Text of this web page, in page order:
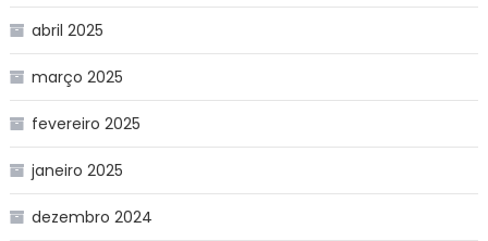
abril 2025
março 2025
fevereiro 2025
janeiro 2025
dezembro 2024